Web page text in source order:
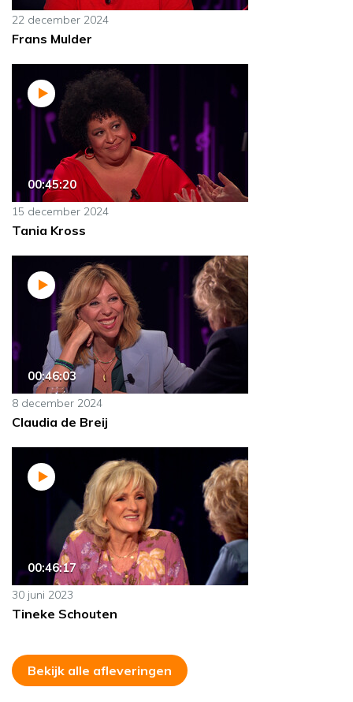
22 december 2024
Frans Mulder
00:45:20
15 december 2024
Tania Kross
00:46:03
8 december 2024
Claudia de Breij
00:46:17
30 juni 2023
Tineke Schouten
Bekijk alle afleveringen